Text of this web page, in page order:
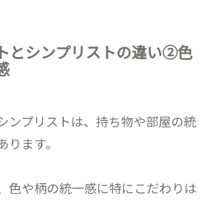
とシンプリストの違い②色
ンプリストは、持ち物や部屋の統
ます。
色や柄の統一感に特にこだわりは